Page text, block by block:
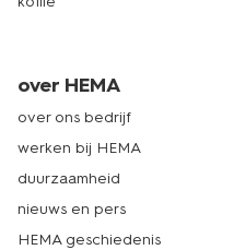
over HEMA
over ons bedrijf
werken bij HEMA
duurzaamheid
nieuws en pers
HEMA geschiedenis